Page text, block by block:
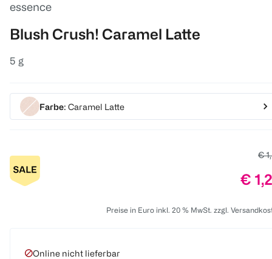
essence
Blush Crush! Caramel Latte
5 g
Farbe: Caramel Latte
€
€
Preise in Euro inkl. 20 % MwSt. zzgl.
Online nicht lieferbar